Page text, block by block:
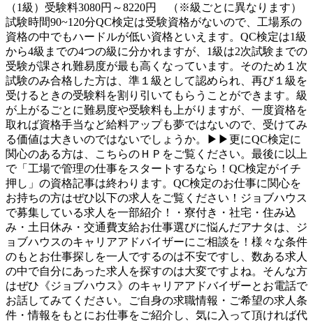
（1級）受験料3080円～8220円 （※級ごとに異なります）
試験時間90~120分QC検定は受験資格がないので、工場系の
資格の中でもハードルが低い資格といえます。QC検定は1級
から4級までの4つの級に分かれますが、1級は2次試験までの
受験が課され難易度が最も高くなっています。そのため１次
試験のみ合格した方は、準１級として認められ、再び１級を
受けるときの受験料を割り引いてもらうことができます。級
が上がるごとに難易度や受験料も上がりますが、一度資格を
取れば資格手当など給料アップも夢ではないので、受けてみ
る価値は大きいのではないでしょうか。▶▶更にQC検定に
関心のある方は、こちらのＨＰをご覧ください。最後に以上
で「工場で管理の仕事をスタートするなら！QC検定がイチ
押し」の資格記事は終わります。QC検定のお仕事に関心を
お持ちの方はぜひ以下の求人をご覧ください！ジョブハウス
で募集している求人を一部紹介！・寮付き・社宅・住み込
み・土日休み・交通費支給お仕事選びに悩んだアナタは、ジ
ョブハウスのキャリアアドバイザーにご相談を！様々な条件
のもとお仕事探しを一人でするのは不安ですし、数ある求人
の中で自分にあった求人を探すのは大変ですよね。そんな方
はぜひ《ジョブハウス》のキャリアアドバイザーとお電話で
お話してみてください。ご自身の求職情報・ご希望の求人条
件・情報をもとにお仕事をご紹介し、気に入って頂ければ代